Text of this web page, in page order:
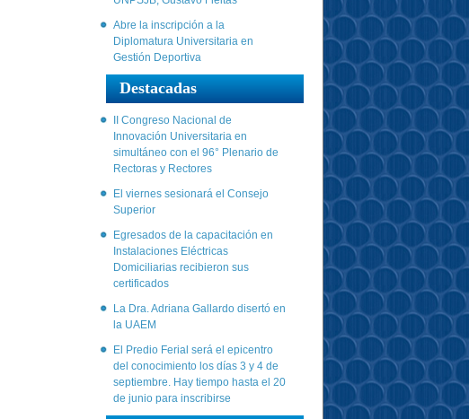
Abre la inscripción a la
Diplomatura Universitaria en
Gestión Deportiva
Destacadas
II Congreso Nacional de
Innovación Universitaria en
simultáneo con el 96° Plenario de
Rectoras y Rectores
El viernes sesionará el Consejo
Superior
Egresados de la capacitación en
Instalaciones Eléctricas
Domiciliarias recibieron sus
certificados
La Dra. Adriana Gallardo disertó en
la UAEM
El Predio Ferial será el epicentro
del conocimiento los días 3 y 4 de
septiembre. Hay tiempo hasta el 20
de junio para inscribirse